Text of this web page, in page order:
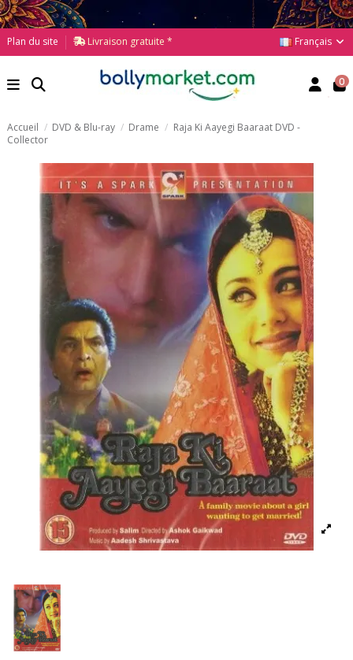
Plan du site Livraison gratuite * Français
0
Accueil DVD & Blu-ray Drame
Raja Ki Aayegi Baaraat DVD -
Collector